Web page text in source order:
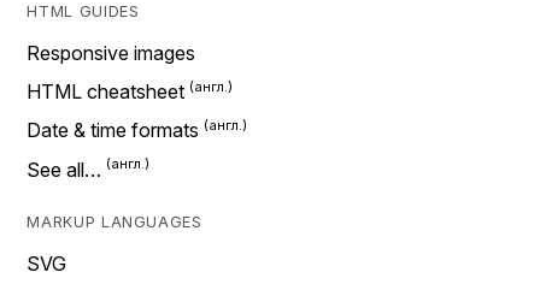
HTML GUIDES
Responsive images
HTML cheatsheet
Date & time formats
See all…
MARKUP LANGUAGES
SVG